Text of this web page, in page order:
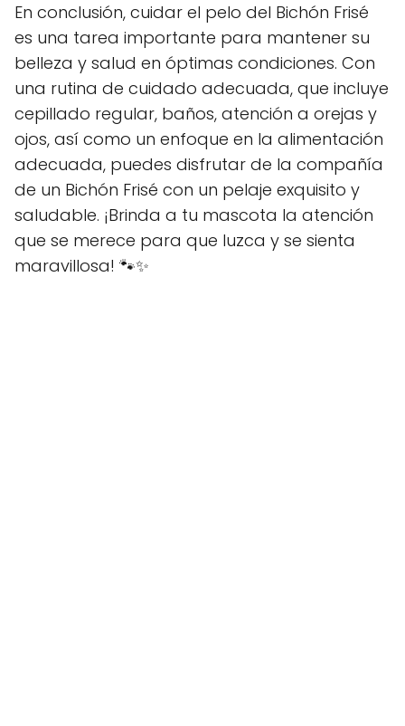
En conclusión, cuidar el pelo del Bichón Frisé
es una tarea importante para mantener su
belleza y salud en óptimas condiciones. Con
una rutina de cuidado adecuada, que incluye
cepillado regular, baños, atención a orejas y
ojos, así como un enfoque en la alimentación
adecuada, puedes disfrutar de la compañía
de un Bichón Frisé con un pelaje exquisito y
saludable. ¡Brinda a tu mascota la atención
que se merece para que luzca y se sienta
maravillosa! 🐾✨